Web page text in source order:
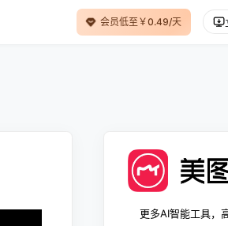
会员低至￥0.49/天
更多AI智能工具，